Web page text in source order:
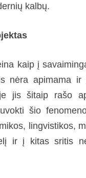
kalbų.
kaip į
nėra apimama ir
jis šitaip rašo
šio
lingvistikos,
ir į kitas sritis